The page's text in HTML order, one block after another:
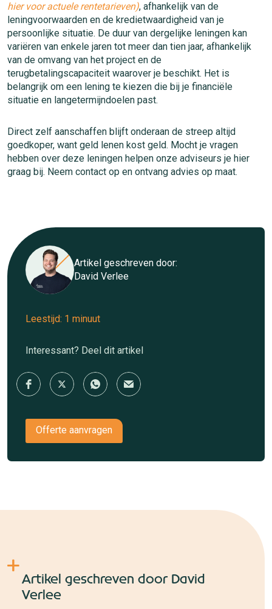
hier voor actuele rentetarieven), afhankelijk van de
leningvoorwaarden en de kredietwaardigheid van je
persoonlijke situatie. De duur van dergelijke leningen kan
variëren van enkele jaren tot meer dan tien jaar, afhankelijk
van de omvang van het project en de
terugbetalingscapaciteit waarover je beschikt. Het is
belangrijk om een lening te kiezen die bij je financiële
situatie en langetermijndoelen past.
Direct zelf aanschaffen blijft onderaan de streep altijd
goedkoper, want geld lenen kost geld. Mocht je vragen
hebben over deze leningen helpen onze adviseurs je hier
graag bij. Neem contact op en ontvang advies op maat.
Artikel geschreven door:
David Verlee
Leestijd: 1 minuut
Interessant? Deel dit artikel
Offerte aanvragen
Artikel geschreven door David
Verlee